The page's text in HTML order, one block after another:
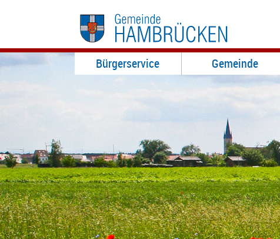
Bürgerservice Gemeinde